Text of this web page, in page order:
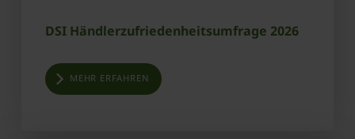
DSI Händlerzufriedenheitsumfrage 2026
MEHR ERFAHREN